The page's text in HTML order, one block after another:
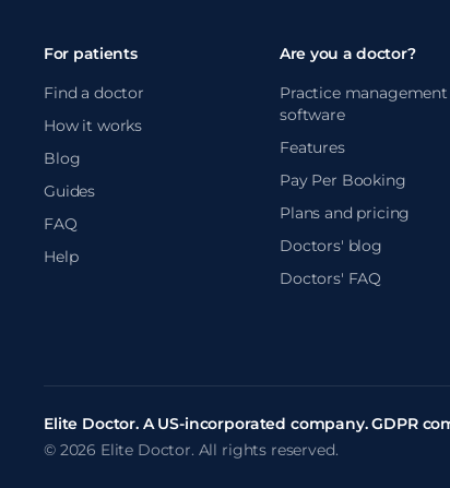
For patients
Find a doctor
How it works
Blog
Guides
FAQ
Help
Are you a doctor?
Practice management
software
Features
Pay Per Booking
Plans and pricing
Doctors' blog
Doctors' FAQ
Elite Doctor. A US-incorporated company. GDPR
© 2026 Elite Doctor. All rights reserved.